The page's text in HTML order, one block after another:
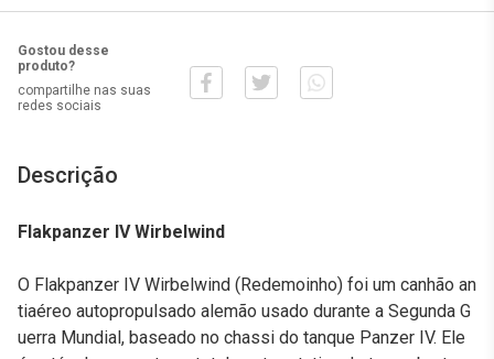
Gostou desse
produto?
compartilhe nas suas
redes sociais
Descrição
Flakpanzer IV Wirbelwind
O Flakpanzer IV Wirbelwind (Redemoinho) foi um canhão an
tiaéreo autopropulsado alemão usado durante a Segunda G
uerra Mundial, baseado no chassi do tanque Panzer IV. Ele